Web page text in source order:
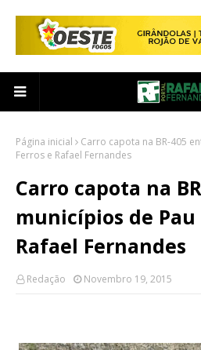
Página inicial
Carro capota na BR-405
Ferros e Rafael Fernandes
Carro capota na
municípios de Pau
Rafael Fernandes
Redação Novembro 19, 2015